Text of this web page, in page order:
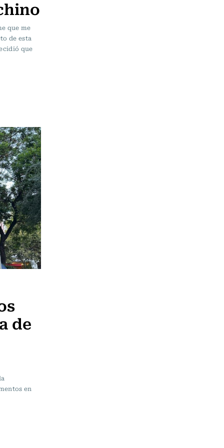
que me
de esta
que
de
en